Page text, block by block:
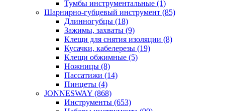
Тумбы инструментальные (1)
Шарнирно-губцевый инструмент (85)
Длинногубцы (18)
Зажимы, захваты (9)
Клещи для снятия изоляции (8)
Кусачки, кабелерезы (19)
Клещи обжимные (5)
Ножницы (8)
Пассатижи (14)
Пинцеты (4)
JONNESWAY (868)
Инструменты (653)